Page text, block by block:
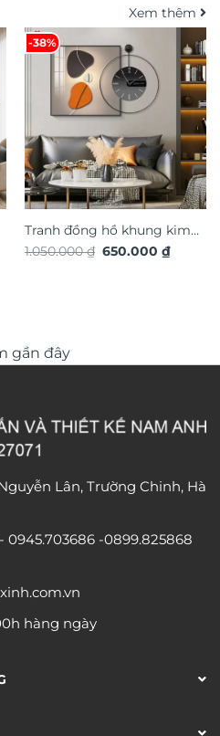
Xem thêm
-38%
Tranh đồng hồ khung kim
loại cao cấp xu hướng trang
1.050.000₫ Giá
650.000₫Giá
gần đây
Lân, Trường Chinh, Hà
- 0945.703686 -0899.825868
hàng ngày